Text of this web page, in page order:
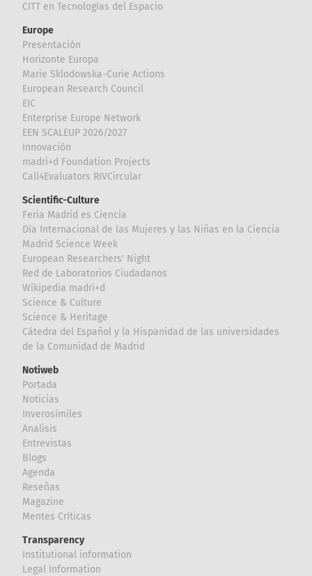
CITT en Tecnologías del Espacio
Europe
Presentación
Horizonte Europa
Marie Sklodowska-Curie Actions
European Research Council
EIC
Enterprise Europe Network
EEN SCALEUP 2026/2027
Innovación
madri+d Foundation Projects
Call4Evaluators RIVCircular
Scientific-Culture
Feria Madrid es Ciencia
Día Internacional de las Mujeres y las Niñas en la Ciencia
Madrid Science Week
European Researchers' Night
Red de Laboratorios Ciudadanos
Wikipedia madri+d
Science & Culture
Science & Heritage
Cátedra del Español y la Hispanidad de las universidades
de la Comunidad de Madrid
Notiweb
Portada
Noticias
Inverosímiles
Analisis
Entrevistas
Blogs
Agenda
Reseñas
Magazine
Mentes Críticas
Transparency
Institutional information
Legal Information